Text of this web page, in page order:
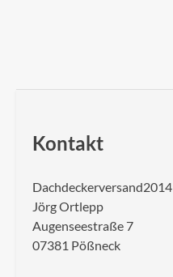
Kontakt
Dachdeckerversand2014
Jörg Ortlepp
Augenseestraße 7
07381 Pößneck